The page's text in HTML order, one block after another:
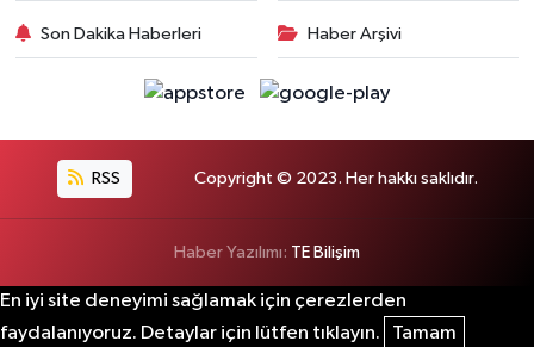
Son Dakika Haberleri Haber Arşivi
RSS Copyright © 2023. Her hakkı saklıdır.
Haber Yazılımı: TE Bilişim
En iyi site deneyimi sağlamak için çerezlerden
faydalanıyoruz. Detaylar için lütfen tıklayın.
Tamam